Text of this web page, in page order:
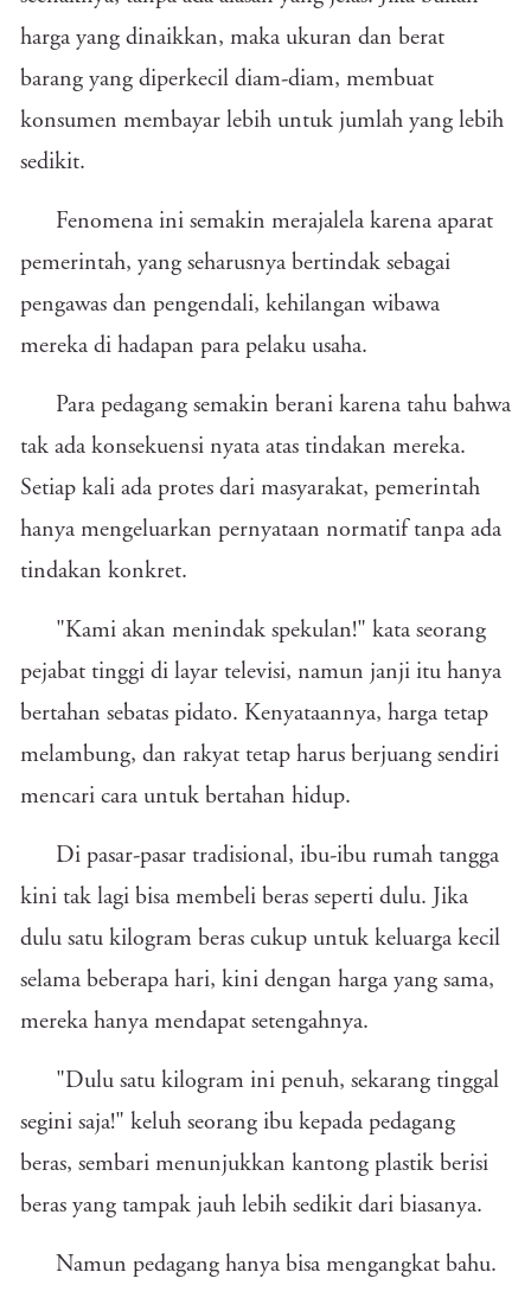
harga yang dinaikkan, maka ukuran dan berat
barang yang diperkecil diam-diam, membuat
konsumen membayar lebih untuk jumlah yang lebih
sedikit.
Fenomena ini semakin merajalela karena aparat
pemerintah, yang seharusnya bertindak sebagai
pengawas dan pengendali, kehilangan wibawa
mereka di hadapan para pelaku usaha.
Para pedagang semakin berani karena tahu bahwa
tak ada konsekuensi nyata atas tindakan mereka.
Setiap kali ada protes dari masyarakat, pemerintah
hanya mengeluarkan pernyataan normatif tanpa ada
tindakan konkret.
"Kami akan menindak spekulan!" kata seorang
pejabat tinggi di layar televisi, namun janji itu hanya
bertahan sebatas pidato. Kenyataannya, harga tetap
melambung, dan rakyat tetap harus berjuang sendiri
mencari cara untuk bertahan hidup.
Di pasar-pasar tradisional, ibu-ibu rumah tangga
kini tak lagi bisa membeli beras seperti dulu. Jika
dulu satu kilogram beras cukup untuk keluarga kecil
selama beberapa hari, kini dengan harga yang sama,
mereka hanya mendapat setengahnya.
"Dulu satu kilogram ini penuh, sekarang tinggal
segini saja!" keluh seorang ibu kepada pedagang
beras, sembari menunjukkan kantong plastik berisi
beras yang tampak jauh lebih sedikit dari biasanya.
Namun pedagang hanya bisa mengangkat bahu.